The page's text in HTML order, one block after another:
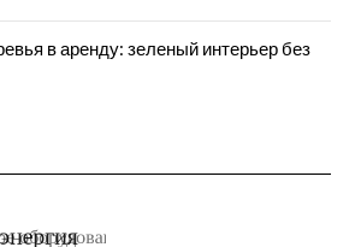
в аренду: зеленый интерьер без